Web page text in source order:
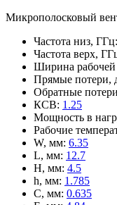
Микрополосковый
Частота низ, ГГц:
Частота верх,
Ширина
Прямые потери,
Обратные
КСВ: 1.25
Мощность в
Рабочие
W, мм: 6.35
L, мм: 12.7
H, мм: 4.5
h, мм: 1.785
C, мм: 0.635